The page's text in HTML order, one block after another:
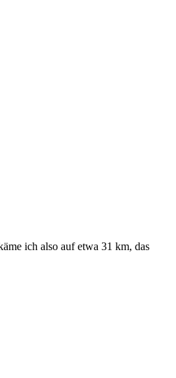
ich also auf etwa 31 km, das